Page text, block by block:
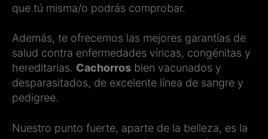
que tú misma/o podrás comprobar.
Además, te ofrecemos las mejores garantías de
salud contra enfermedades víricas, congénitas y
hereditarias. Cachorros bien vacunados y
desparasitados, de excelente línea de sangre y
pedigree.
Nuestro punto fuerte, aparte de la belleza, es la